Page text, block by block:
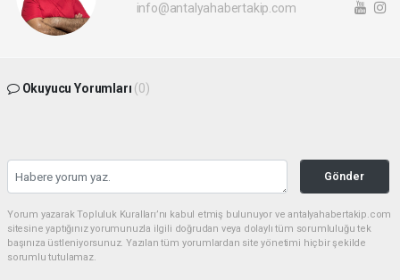
info@antalyahabertakip.com
Okuyucu Yorumları (0)
Gönder
Yorum yazarak Topluluk Kuralları’nı kabul etmiş bulunuyor ve antalyahabertakip.com
sitesine yaptığınız yorumunuzla ilgili doğrudan veya dolaylı tüm sorumluluğu tek
başınıza üstleniyorsunuz. Yazılan tüm yorumlardan site yönetimi hiçbir şekilde
sorumlu tutulamaz.